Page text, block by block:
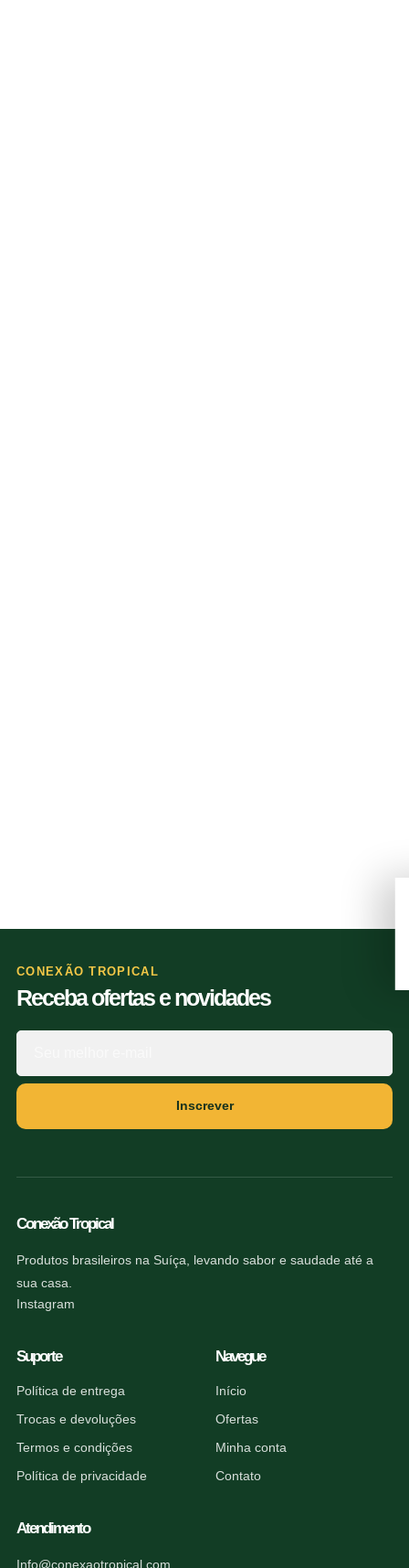
CONEXÃO TROPICAL
Receba ofertas e novidades
Inscrever
Conexão Tropical
Produtos brasileiros na Suíça, levando sabor e saudade até a
sua casa.
Instagram
Suporte
Política de entrega
Trocas e devoluções
Termos e condições
Política de privacidade
Navegue
Início
Ofertas
Minha conta
Contato
Atendimento
Info@conexaotropical.com